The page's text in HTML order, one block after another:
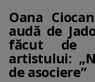
Oana
audă de
făcut de
artistului:
de asociere”